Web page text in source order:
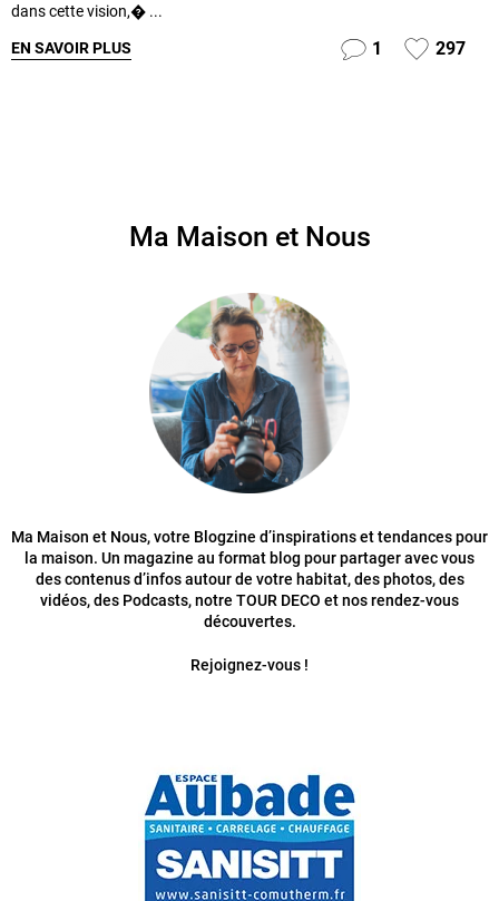
dans cette vision,� ...
EN SAVOIR PLUS 1 297
Ma Maison et Nous
Ma Maison et Nous, votre Blogzine d’inspirations et tendances pour
la maison. Un magazine au format blog pour partager avec vous
des contenus d’infos autour de votre habitat, des photos, des
vidéos, des Podcasts, notre TOUR DECO et nos rendez-vous
découvertes.
Rejoignez-vous !